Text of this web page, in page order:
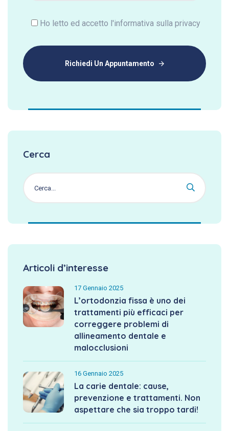
Ho letto ed accetto l'informativa sulla privacy
Richiedi Un Appuntamento
Cerca
Articoli d’interesse
17 Gennaio 2025
L’ortodonzia fissa è uno dei
trattamenti più efficaci per
correggere problemi di
allineamento dentale e
malocclusioni
16 Gennaio 2025
La carie dentale: cause,
prevenzione e trattamenti. Non
aspettare che sia troppo tardi!